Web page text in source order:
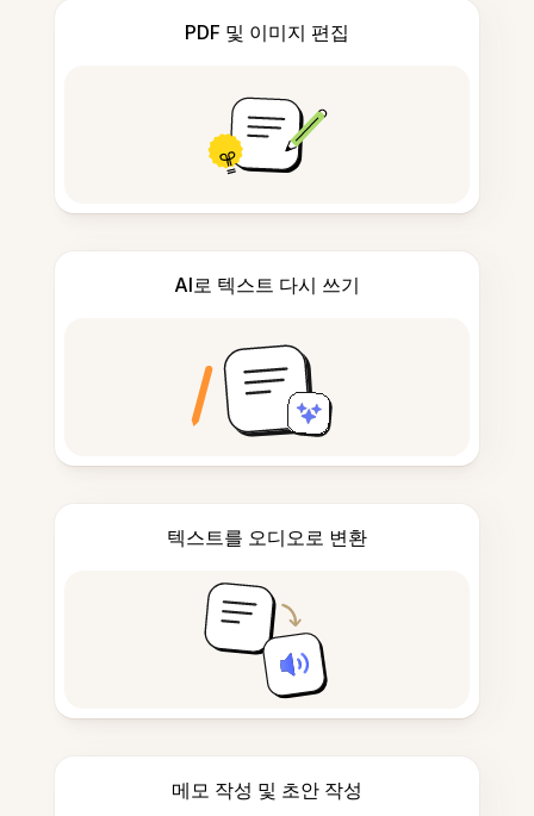
PDF 및 이미지 편집
AI로 텍스트 다시 쓰기
텍스트를 오디오로 변환
메모 작성 및 초안 작성